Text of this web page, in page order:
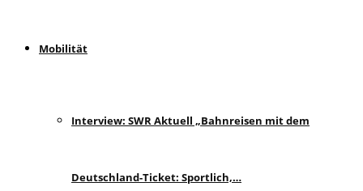
Mobilität
Interview: SWR Aktuell „Bahnreisen mit dem
Deutschland-Ticket: Sportlich,…